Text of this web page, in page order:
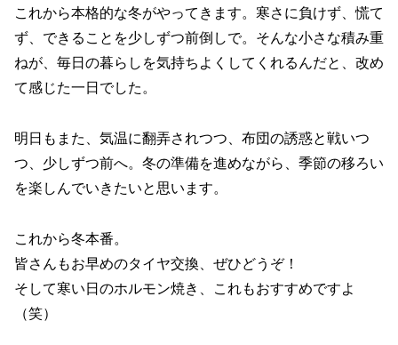
これから本格的な冬がやってきます。寒さに負けず、慌て
ず、できることを少しずつ前倒しで。そんな小さな積み重
ねが、毎日の暮らしを気持ちよくしてくれるんだと、改め
て感じた一日でした。
明日もまた、気温に翻弄されつつ、布団の誘惑と戦いつ
つ、少しずつ前へ。冬の準備を進めながら、季節の移ろい
を楽しんでいきたいと思います。
これから冬本番。
皆さんもお早めのタイヤ交換、ぜひどうぞ！
そして寒い日のホルモン焼き、これもおすすめですよ
（笑）